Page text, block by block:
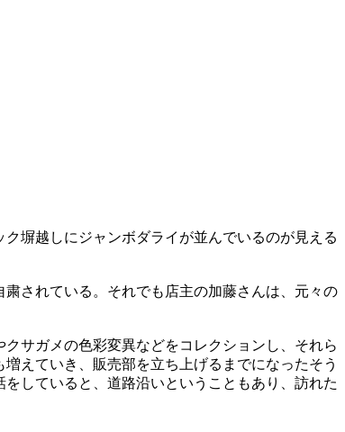
塀越しにジャンボダライが並んでいるのが見える
されている。それでも店主の加藤さんは、元々の
サガメの色彩変異などをコレクションし、それら
えていき、販売部を立ち上げるまでになったそう
していると、道路沿いということもあり、訪れた